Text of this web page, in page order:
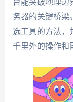
台能突破地理边
务器的关键桥梁
选工具的方法，
千里外的操作和